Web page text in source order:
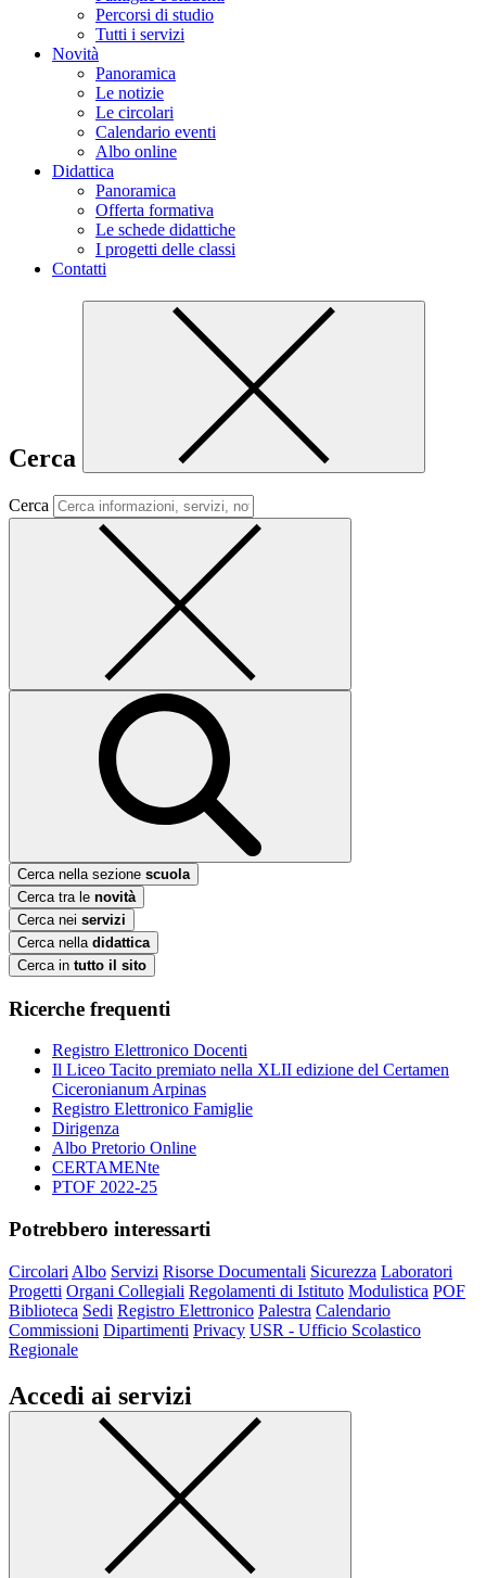
Percorsi di studio
Tutti i servizi
Novità
Panoramica
Le notizie
Le circolari
Calendario eventi
Albo online
Didattica
Panoramica
Offerta formativa
Le schede didattiche
I progetti delle classi
Contatti
Cerca
Cerca
Cerca nella sezione scuola
Cerca tra le novità
Cerca nei servizi
Cerca nella didattica
Cerca in tutto il sito
Ricerche frequenti
Registro Elettronico Docenti
Il Liceo Tacito premiato nella XLII edizione del Certamen
Ciceronianum Arpinas
Registro Elettronico Famiglie
Dirigenza
Albo Pretorio Online
CERTAMENte
PTOF 2022-25
Potrebbero interessarti
Circolari Albo Servizi Risorse Documentali Sicurezza Laboratori
Progetti Organi Collegiali Regolamenti di Istituto Modulistica POF
Biblioteca Sedi Registro Elettronico Palestra Calendario
Commissioni Dipartimenti Privacy USR - Ufficio Scolastico
Regionale
Accedi ai servizi